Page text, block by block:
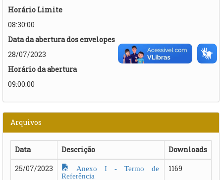
Horário Limite
08:30:00
Data da abertura dos envelopes
28/07/2023
Horário da abertura
09:00:00
Arquivos
Data Descrição
Downloads
25/07/2023
Anexo I - Termo de
Referência
1169